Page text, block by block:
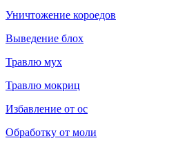
Уничтожение короедов
Выведение блох
Травлю мух
Травлю мокриц
Избавление от ос
Обработку от моли